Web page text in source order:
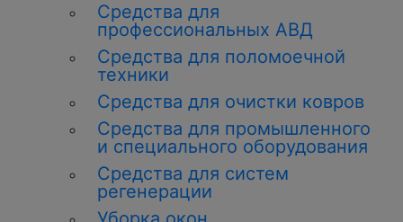
Средства для
профессиональных АВД
Средства для поломоечной
техники
Средства для очистки ковров
Средства для промышленного
и специального оборудования
Средства для систем
регенерации